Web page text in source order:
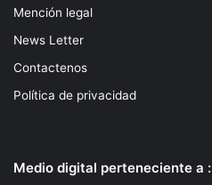
Mención legal
News Letter
Contactenos
Política de privacidad
Medio digital perteneciente a :